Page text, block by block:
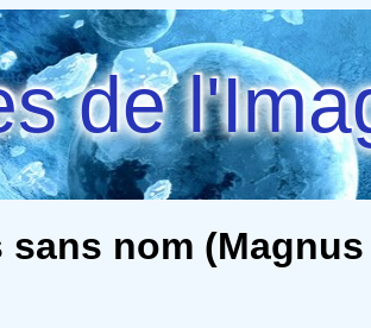
de
nom